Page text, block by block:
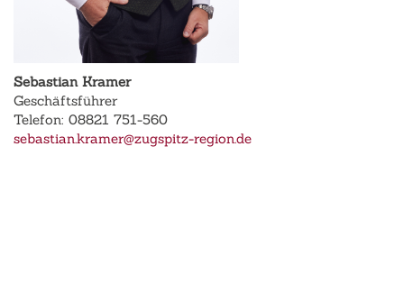
Sebastian Kramer
Geschäftsführer
Telefon: 08821 751-560
sebastian.kramer@zugspitz-region.de